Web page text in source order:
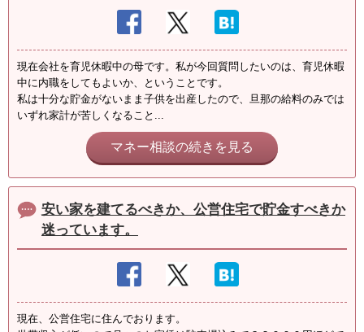
現在会社を育児休暇中の母です。私が今回質問したいのは、育児休暇
中に内職をしてもよいか、ということです。
私は十分な貯金がないまま子供を出産したので、旦那の給料のみでは
いずれ家計が苦しくなること...
マネー相談の続きを見る
安い家を建てるべきか、公営住宅で貯金すべきか
迷っています。
現在、公営住宅に住んでおります。